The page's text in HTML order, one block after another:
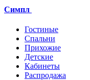
Симпл
Гостиные
Спальни
Прихожие
Детские
Кабинеты
Распродажа